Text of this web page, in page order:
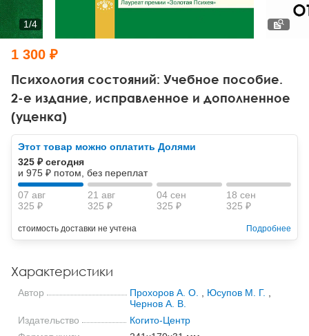
Тревожные расстройства, панические атаки
Психодрама
Другие направления психотерапии
Классический, эриксоновский гипноз и НЛП
НЛП
Психология труда и эргономика
Социальная психология
Социальная и организационная психология
Классический и юнгианский психоанализ
Психология состояний: Учебное пособие.
2-е издание, исправленное и дополненное
(уценка)
1/4
1 300 ₽
Этот товар можно оплатить Долями
325 ₽ сегодня
и 975 ₽ потом, без переплат
07 авг
325 ₽
21 авг
325 ₽
04 сен
325 ₽
18 сен
325 ₽
стоимость доставки не учтена Подробнее
Характеристики
Автор Прохоров А. О. Юсупов М. Г.
Чернов А. В.
Издательство
Когито-Центр